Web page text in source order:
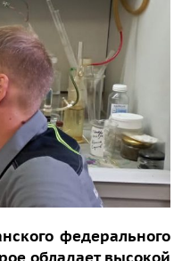
федерального